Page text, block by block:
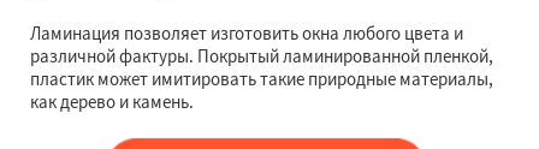
Ламинация позволяет изготовить окна любого цвета и
различной фактуры. Покрытый ламинированной пленкой,
пластик может имитировать такие природные материалы,
как дерево и камень.